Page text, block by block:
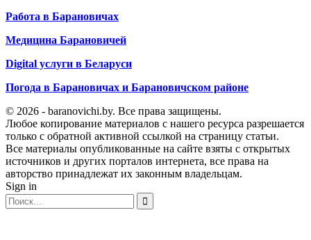
Работа в Барановичах
Медицина Барановичей
Digital услуги в Беларуси
Погода в Барановичах и Барановичском районе
© 2026 - baranovichi.by. Все права защищены.
Любое копирование материалов с нашего ресурса разрешается
только с обратной активной ссылкой на страницу статьи.
Все материалы опубликованные на сайте взяты с открытых
источников и других порталов интернета, все права на
авторство принадлежат их законным владельцам.
Sign in